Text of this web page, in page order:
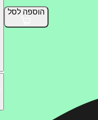
הוספה לסל